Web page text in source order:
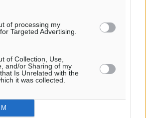
of processing my
Targeted Advertising.
of Collection, Use,
and/or Sharing of my
Is Unrelated with the
it was collected.